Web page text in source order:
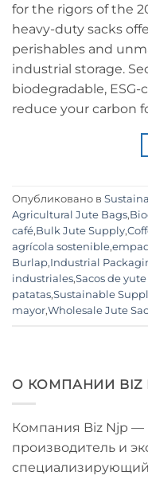
for the rigors of the
heavy-duty sacks
perishables and
industrial storage.
biodegradable,
reduce your carbon
Опубликовано в
Agricultural Jute Bags,
café,Bulk Jute Supply,
agrícola sostenible,
Burlap,Industrial
industriales,Sacos de
patatas,Sustainable
mayor,Wholesale Jute
О КОМПАНИИ BIZ
Компания Biz Njp —
производитель и